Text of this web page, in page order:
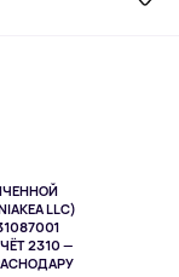
LLC)
2310 —